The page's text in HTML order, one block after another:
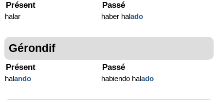
Présent
halar
Passé
haber halado
Gérondif
Présent
halando
Passé
habiendo halado